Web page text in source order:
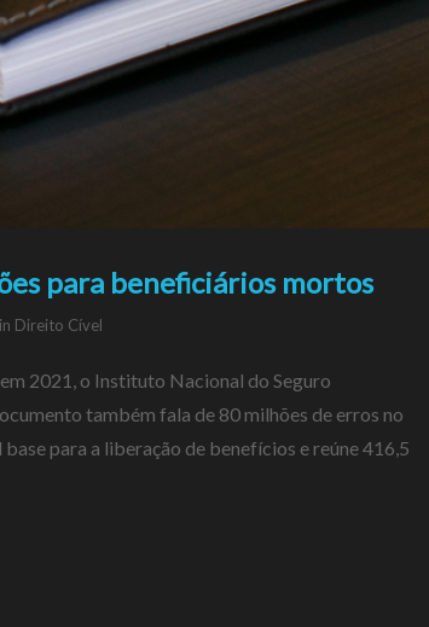
para beneficiários mortos
Direito Cível
2021, o Instituto Nacional do Seguro
também fala de 80 milhões de erros no
para a liberação de benefícios e reúne 416,5